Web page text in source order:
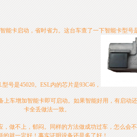
卡启动，省时省力。这台车查了一下智能卡型号
号是45020。ESL内的芯片是93C46，
车增加智能卡即可启动。如果智能好用，有启动
卡全丢做法一致。
做不上，郁闷。同样的方法做成功过车，怎么会
的就一定好！事实证明设备还是多了好！